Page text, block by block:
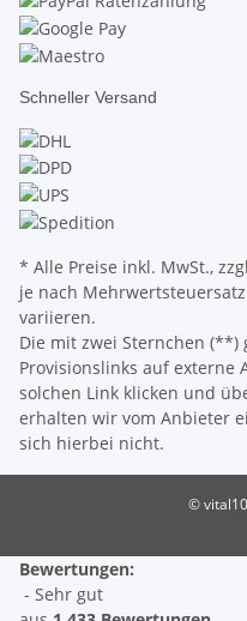
Schneller Versand
* Alle Preise inkl. MwSt.,
je nach
variieren.
Die mit zwei Sternchen (**)
Provisionslinks auf externe
solchen Link klicken und
erhalten wir vom Anbieter
sich hierbei nicht.
©
Bewertungen:
- Sehr gut